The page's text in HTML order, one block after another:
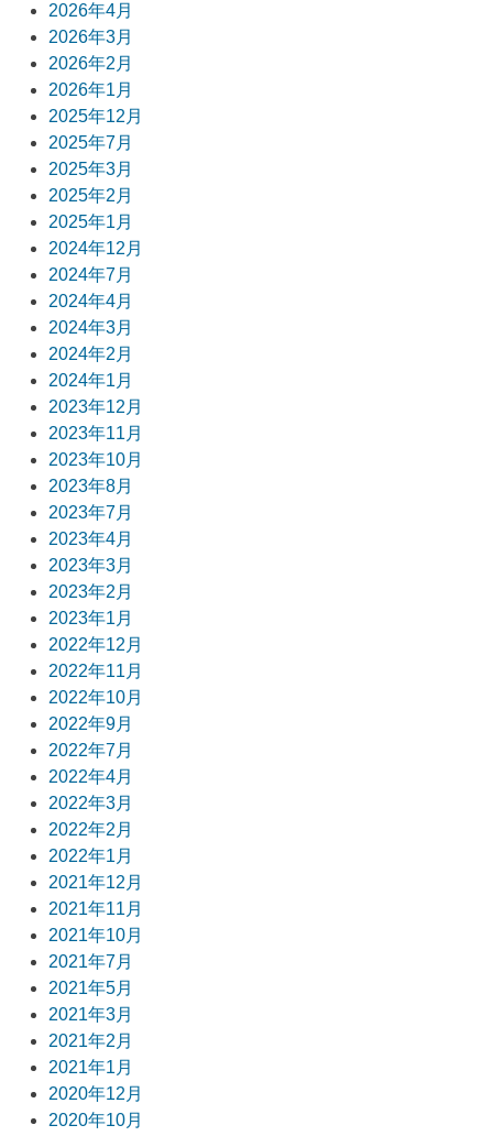
ビ
ゲ
ー
シ
ョ
ン
2026年4月
2026年3月
2026年2月
2026年1月
2025年12月
2025年7月
2025年3月
2025年2月
2025年1月
2024年12月
2024年7月
2024年4月
2024年3月
2024年2月
2024年1月
2023年12月
2023年11月
2023年10月
2023年8月
2023年7月
2023年4月
2023年3月
2023年2月
2023年1月
2022年12月
2022年11月
2022年10月
2022年9月
2022年7月
2022年4月
2022年3月
2022年2月
2022年1月
2021年12月
2021年11月
2021年10月
2021年7月
2021年5月
2021年3月
2021年2月
2021年1月
2020年12月
2020年10月